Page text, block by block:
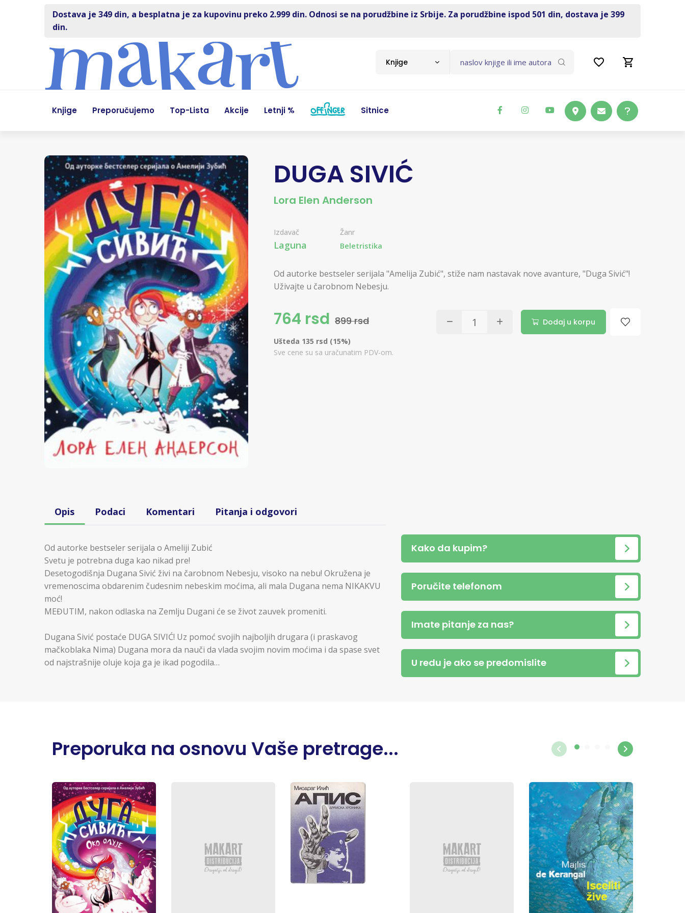
Dostava je 349 din, a besplatna je za kupovinu preko 2.999 din. Odnosi se na porudžbine iz Srbije. Za porudžbine ispod 501 din, dostava je 399
din.
Knjige
Knjige Preporučujemo Top-Lista Akcije Letnji % Sitnice
DUGA SIVIĆ
Lora Elen Anderson
Izdavač
Laguna
Žanr
Beletristika
Od autorke bestseler serijala "Amelija Zubić", stiže nam nastavak nove avanture, "Duga Sivić"!
Uživajte u čarobnom Nebesju.
764 rsd 899 rsd Dodaj u korpu
Ušteda 135 rsd (15%)
Sve cene su sa uračunatim PDV-om.
Opis Podaci Komentari Pitanja i odgovori
Od autorke bestseler serijala o Ameliji Zubić
Svetu je potrebna duga kao nikad pre!
Desetogodišnja Dugana Sivić živi na čarobnom Nebesju, visoko na nebu! Okružena je
vremenoscima obdarenim čudesnim nebeskim moćima, ali mala Dugana nema NIKAKVU
moć!
MEĐUTIM, nakon odlaska na Zemlju Dugani će se život zauvek promeniti.
Dugana Sivić postaće DUGA SIVIĆ! Uz pomoć svojih najboljih drugara (i praskavog
mačkoblaka Nima) Dugana mora da nauči da vlada svojim novim moćima i da spase svet
od najstrašnije oluje koja ga je ikad pogodila…
Kako da kupim?
Poručite telefonom
Imate pitanje za nas?
U redu je ako se predomislite
Preporuka na osnovu Vaše pretrage...